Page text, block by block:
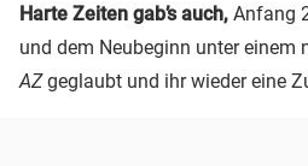
Harte Zeiten gab’s auch, Anfang
und dem Neubeginn unter einem
AZgeglaubt und ihr wieder eine